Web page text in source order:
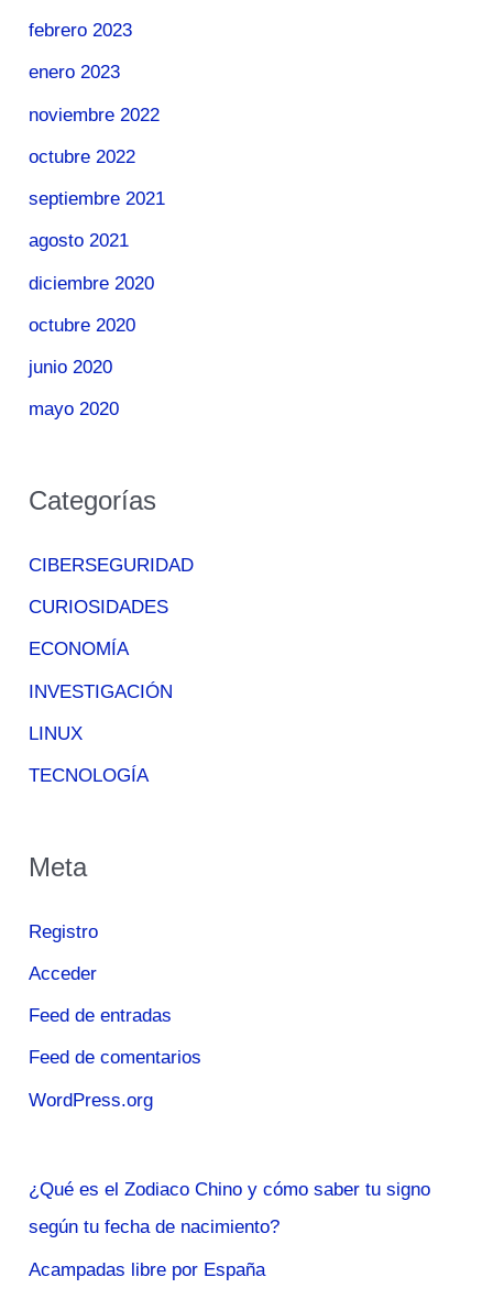
febrero 2023
enero 2023
noviembre 2022
octubre 2022
septiembre 2021
agosto 2021
diciembre 2020
octubre 2020
junio 2020
mayo 2020
Categorías
CIBERSEGURIDAD
CURIOSIDADES
ECONOMÍA
INVESTIGACIÓN
LINUX
TECNOLOGÍA
Meta
Registro
Acceder
Feed de entradas
Feed de comentarios
WordPress.org
¿Qué es el Zodiaco Chino y cómo saber tu signo
según tu fecha de nacimiento?
Acampadas libre por España